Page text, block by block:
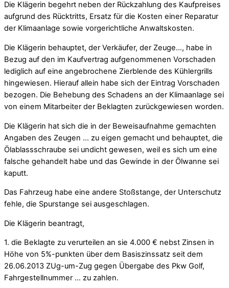
Die Klägerin begehrt neben der Rückzahlung des Kaufpreises
aufgrund des Rücktritts, Ersatz für die Kosten einer Reparatur
der Klimaanlage sowie vorgerichtliche Anwaltskosten.
Die Klägerin behauptet, der Verkäufer, der Zeuge…, habe in
Bezug auf den im Kaufvertrag aufgenommenen Vorschaden
lediglich auf eine angebrochene Zierblende des Kühlergrills
hingewiesen. Hierauf allein habe sich der Eintrag Vorschaden
bezogen. Die Behebung des Schadens an der Klimaanlage sei
von einem Mitarbeiter der Beklagten zurückgewiesen worden.
Die Klägerin hat sich die in der Beweisaufnahme gemachten
Angaben des Zeugen … zu eigen gemacht und behauptet, die
Ölablassschraube sei undicht gewesen, weil es sich um eine
falsche gehandelt habe und das Gewinde in der Ölwanne sei
kaputt.
Das Fahrzeug habe eine andere Stoßstange, der Unterschutz
fehle, die Spurstange sei ausgeschlagen.
Die Klägerin beantragt,
1. die Beklagte zu verurteilen an sie 4.000 € nebst Zinsen in
Höhe von 5%-punkten über dem Basiszinssatz seit dem
26.06.2013 ZUg-um-Zug gegen Übergabe des Pkw Golf,
Fahrgestellnummer … zu zahlen.